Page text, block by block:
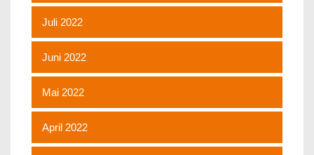
Juli 2022
Juni 2022
Mai 2022
April 2022